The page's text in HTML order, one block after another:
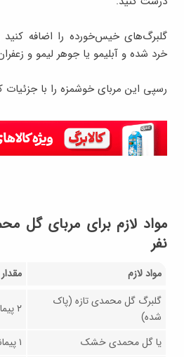
گلبرگ‌های خیس‌خورده را اضافه کنید
خرد شده و آبلیمو یا جوهر لیمو و
رسپی این مربای خوشمزه را با جزئیات
نفر
مواد لازم
گلبرگ گل محمدی تازه (پاک
شده)
۲ پیمانه
یا گل محمدی خشک
۱ پیمانه